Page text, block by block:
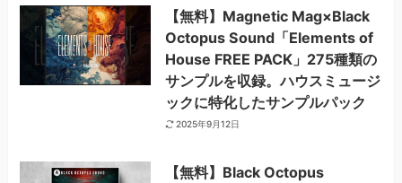
【無料】Magnetic Mag×Black
Octopus Sound「Elements of
House FREE PACK」275種類の
サンプルを収録。ハウスミュージ
ックに特化したサンプルパック
2025年9月12日
【無料】Black Octopus